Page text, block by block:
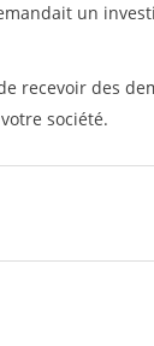
un
recevoir des
société.